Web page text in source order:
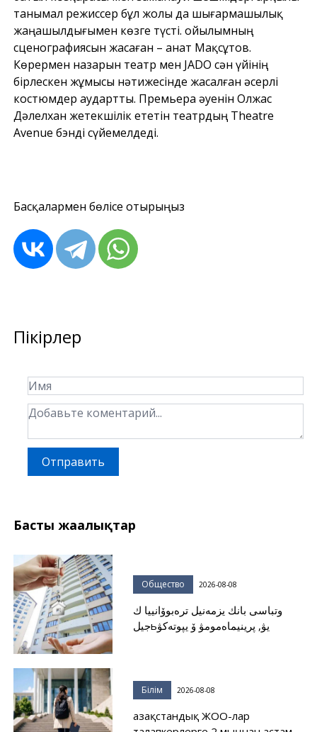
танымал режиссер бұл жолы да шығармашылық
жаңашылдығымен көзге түсті. Қойылымның
сценографиясын жасаған – Қанат Мақсұтов.
Көрермен назарын театр мен JADO сән үйінің
бірлескен жұмысы нәтижесінде жасалған әсерлі
костюмдер аудартты. Премьера әуенін Олжас
Дәлелхан жетекшілік ететін театрдың Theatre
Avenue бэнді сүйемелдеді.
Басқалармен бөлісе отырыңыз
Пікірлер
Отправить
Басты жаңалықтар
Общество 2026-08-08
وتباسى بانك يزمەنيل ترەبوۆانييا ك
جيلьيۋ, پرينيماەمومۋ ۆ يپوتەكۋ
Білім 2026-08-08
Қазақстандық ЖОО-лар